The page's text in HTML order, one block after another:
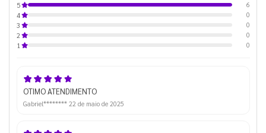
5
6
4
0
3
0
2
0
1
0
OTIMO ATENDIMENTO
Gabriel******** 22 de maio de 2025